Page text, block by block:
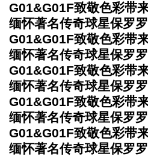
G01&G01F致敬色彩带
缅怀著名传奇球星保罗
G01&G01F致敬色彩带
缅怀著名传奇球星保罗
G01&G01F致敬色彩带
缅怀著名传奇球星保罗
G01&G01F致敬色彩带
缅怀著名传奇球星保罗
G01&G01F致敬色彩带
缅怀著名传奇球星保罗